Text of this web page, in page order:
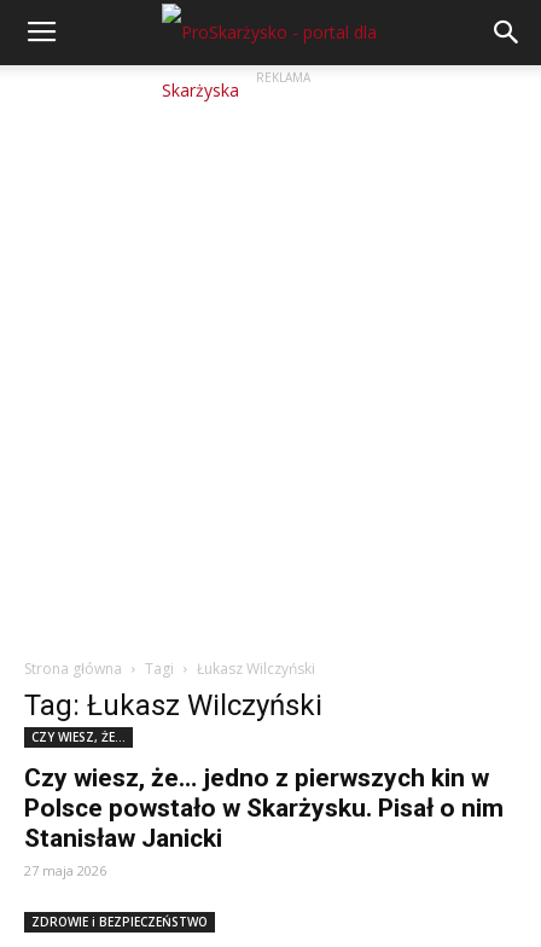
REKLAMA
Strona główna Tagi Łukasz Wilczyński
Tag: Łukasz Wilczyński
CZY WIESZ, ŻE...
Czy wiesz, że… jedno z pierwszych kin w
Polsce powstało w Skarżysku. Pisał o nim
Stanisław Janicki
27 maja 2026
ZDROWIE i BEZPIECZEŃSTWO